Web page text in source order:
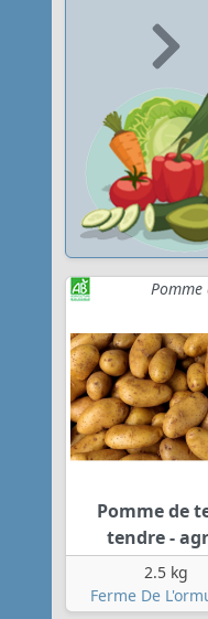
Pomme de
tendre -
2.5 kg
Ferme De